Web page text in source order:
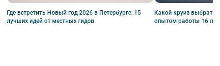
Где встретить Новый год 2026 в Петербурге: 15
лучших идей от местных гидов
Какой круиз
опытом работы 16 лет